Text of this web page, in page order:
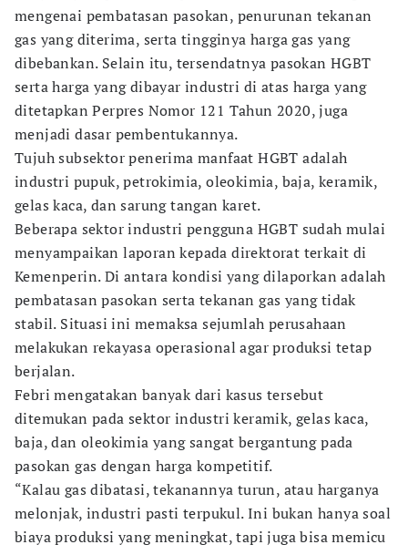
mengenai pembatasan pasokan, penurunan tekanan
gas yang diterima, serta tingginya harga gas yang
dibebankan. Selain itu, tersendatnya pasokan HGBT
serta harga yang dibayar industri di atas harga yang
ditetapkan Perpres Nomor 121 Tahun 2020, juga
menjadi dasar pembentukannya.
Tujuh subsektor penerima manfaat HGBT adalah
industri pupuk, petrokimia, oleokimia, baja, keramik,
gelas kaca, dan sarung tangan karet.
Beberapa sektor industri pengguna HGBT sudah mulai
menyampaikan laporan kepada direktorat terkait di
Kemenperin. Di antara kondisi yang dilaporkan adalah
pembatasan pasokan serta tekanan gas yang tidak
stabil. Situasi ini memaksa sejumlah perusahaan
melakukan rekayasa operasional agar produksi tetap
berjalan.
Febri mengatakan banyak dari kasus tersebut
ditemukan pada sektor industri keramik, gelas kaca,
baja, dan oleokimia yang sangat bergantung pada
pasokan gas dengan harga kompetitif.
“Kalau gas dibatasi, tekanannya turun, atau harganya
melonjak, industri pasti terpukul. Ini bukan hanya soal
biaya produksi yang meningkat, tapi juga bisa memicu